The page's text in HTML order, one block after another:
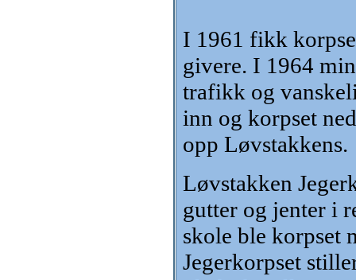
I 1961 fikk
givere. I 1964
trafikk og
inn og korpset
opp Løvstakkens.
Løvstakken
gutter og jenter i
skole ble korpset
Jegerkorpset